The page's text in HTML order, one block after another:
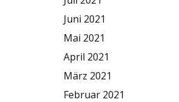
Juni 2021
Mai 2021
April 2021
März 2021
Februar 2021